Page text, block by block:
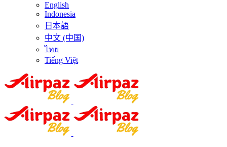
English
Indonesia
日本語
中文 (中国)
ไทย
Tiếng Việt